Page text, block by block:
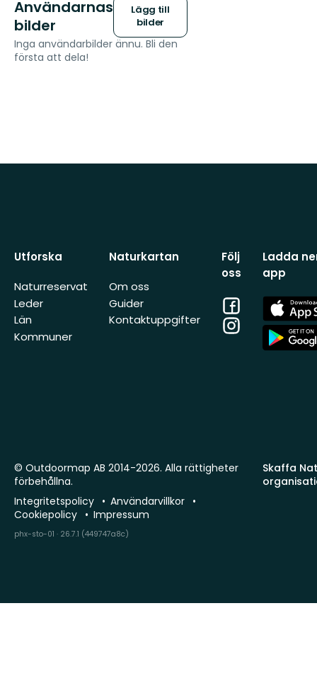
Användarnas
bilder
Lägg till
bilder
Inga användarbilder ännu. Bli den
första att dela!
Utforska
Naturreservat
Leder
Län
Kommuner
Naturkartan
Om oss
Guider
Kontaktuppgifter
Följ
oss
Facebook
Instagram
Ladda
app
App
Store
App
Store
Skaffa
© Outdoormap AB 2014-2026. Alla rättigheter
förbehållna.
Integritetspolicy
Användarvillkor
Cookiepolicy
Impressum
phx-sto-01 · 26.7.1 (449747a8c)